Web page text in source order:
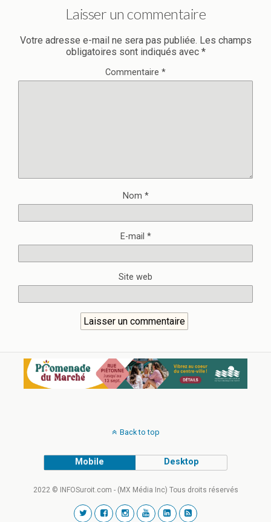
Laisser un commentaire
Votre adresse e-mail ne sera pas publiée. Les champs
obligatoires sont indiqués avec *
Commentaire *
Nom *
E-mail *
Site web
Back to top
Mobile Desktop
2022 © INFOSuroit.com - (MX Média Inc) Tous droits réservés